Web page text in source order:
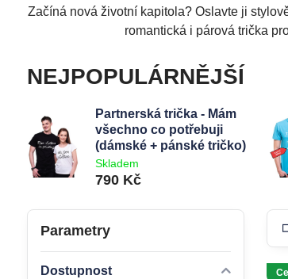
Začíná nová životní kapitola? Oslavte ji
romantická i párová trička
NEJPOPULÁRNĚJŠÍ
Partnerská trička - Mám
všechno co potřebuji
(dámské + pánské tričko)
Skladem
790 Kč
Parametry
Dostupnost